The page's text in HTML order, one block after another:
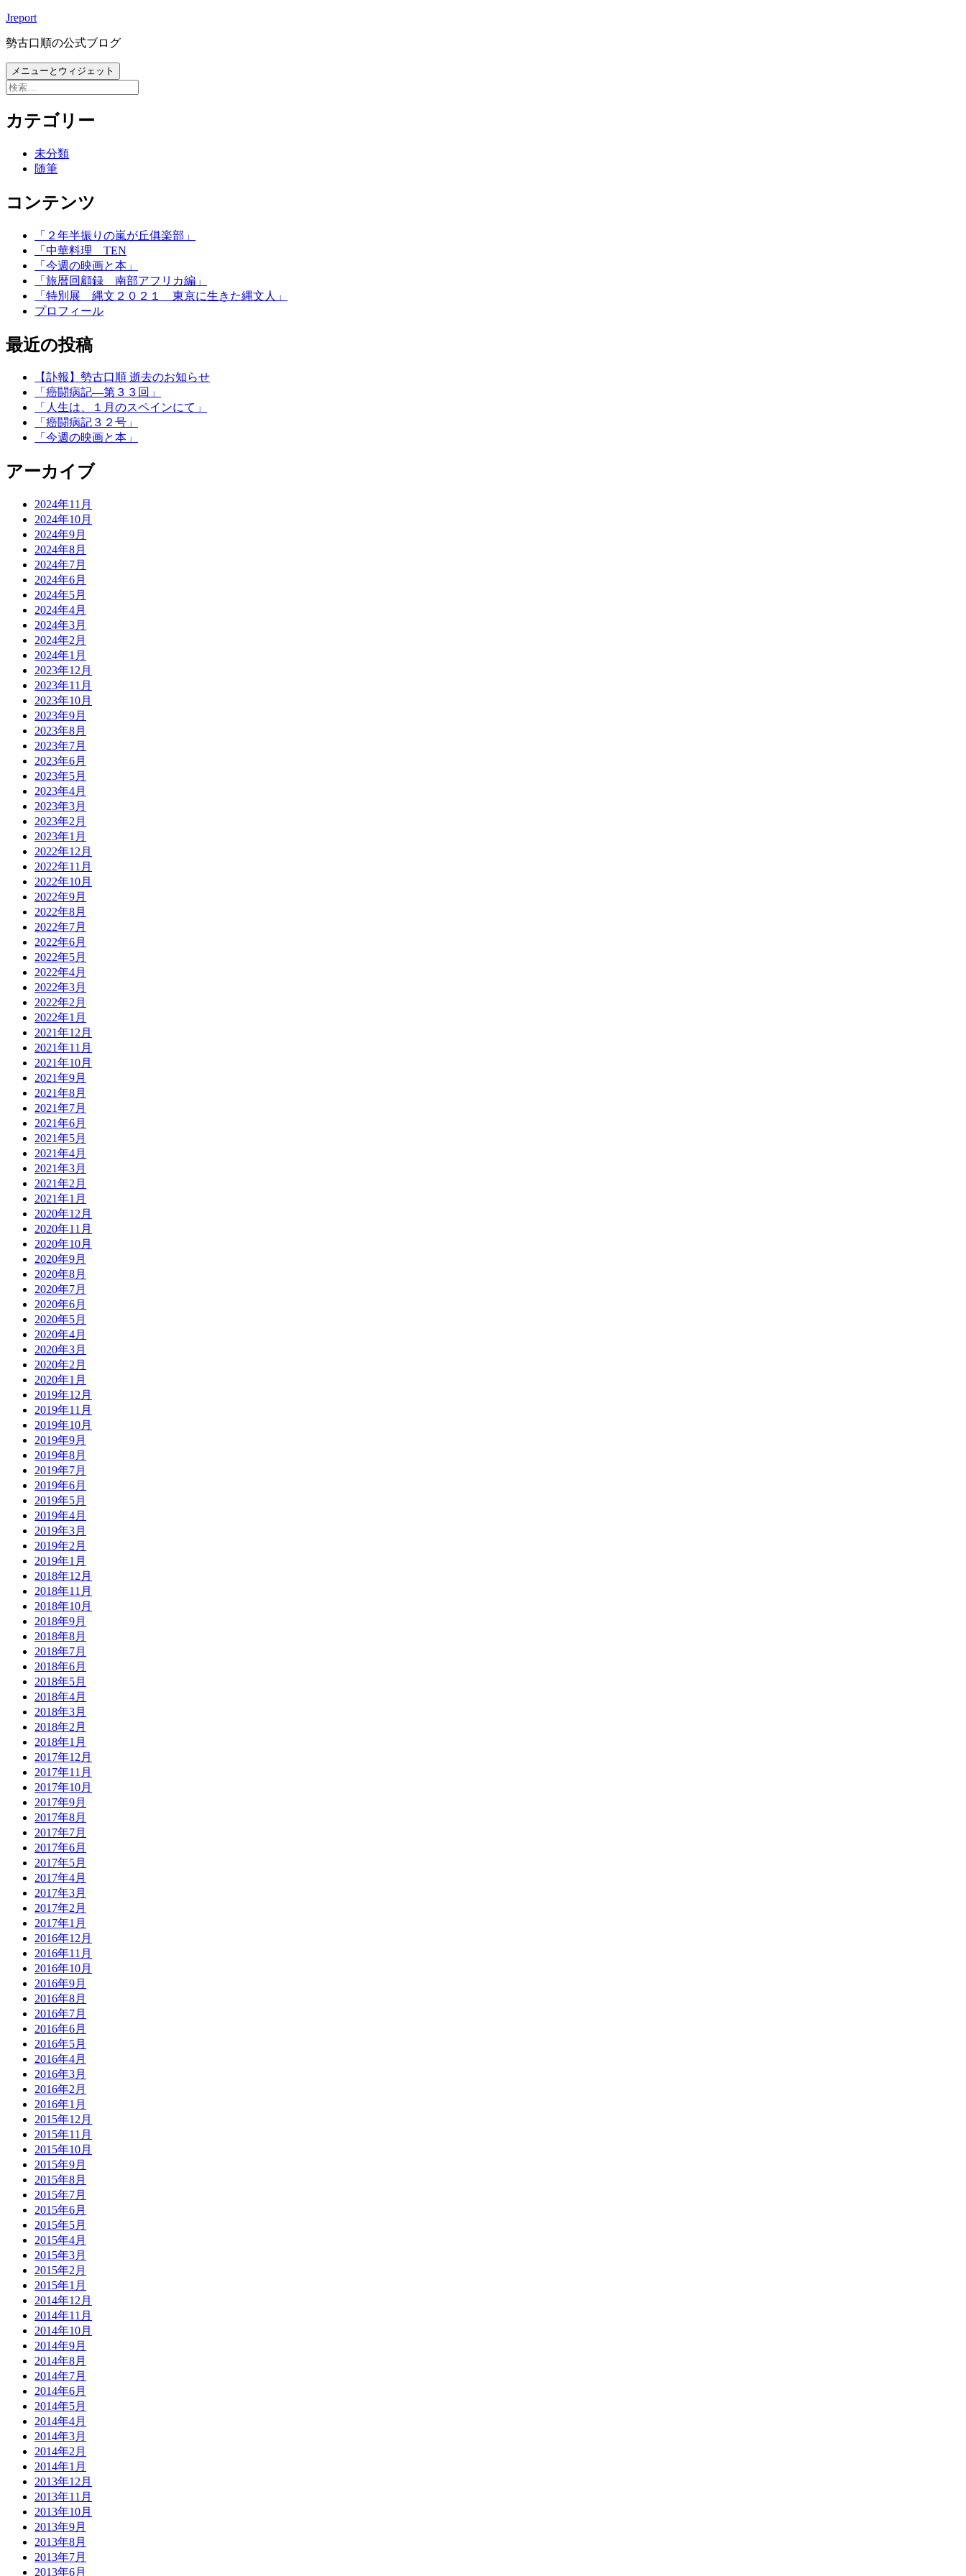
コ
テ
ン
ツ
へ
キ
Jreport
勢古口順の公式ブログ
メニューとウィジェット
検
カテゴリー
未分類
随筆
コンテンツ
「２年半振りの嵐が丘俱楽部」
「中華料理 TEN
「今週の映画と本」
「旅暦回顧録 南部アフリカ編」
「特別展 縄文２０２１ 東京に生きた縄文人」
プロフィール
最近の投稿
【訃報】勢古口順 逝去のお知らせ
「癌闘病記―第３３回」
「人生は、１月のスペインにて」
「癌闘病記３２号」
「今週の映画と本」
アーカイブ
2024年11月
2024年10月
2024年9月
2024年8月
2024年7月
2024年6月
2024年5月
2024年4月
2024年3月
2024年2月
2024年1月
2023年12月
2023年11月
2023年10月
2023年9月
2023年8月
2023年7月
2023年6月
2023年5月
2023年4月
2023年3月
2023年2月
2023年1月
2022年12月
2022年11月
2022年10月
2022年9月
2022年8月
2022年7月
2022年6月
2022年5月
2022年4月
2022年3月
2022年2月
2022年1月
2021年12月
2021年11月
2021年10月
2021年9月
2021年8月
2021年7月
2021年6月
2021年5月
2021年4月
2021年3月
2021年2月
2021年1月
2020年12月
2020年11月
2020年10月
2020年9月
2020年8月
2020年7月
2020年6月
2020年5月
2020年4月
2020年3月
2020年2月
2020年1月
2019年12月
2019年11月
2019年10月
2019年9月
2019年8月
2019年7月
2019年6月
2019年5月
2019年4月
2019年3月
2019年2月
2019年1月
2018年12月
2018年11月
2018年10月
2018年9月
2018年8月
2018年7月
2018年6月
2018年5月
2018年4月
2018年3月
2018年2月
2018年1月
2017年12月
2017年11月
2017年10月
2017年9月
2017年8月
2017年7月
2017年6月
2017年5月
2017年4月
2017年3月
2017年2月
2017年1月
2016年12月
2016年11月
2016年10月
2016年9月
2016年8月
2016年7月
2016年6月
2016年5月
2016年4月
2016年3月
2016年2月
2016年1月
2015年12月
2015年11月
2015年10月
2015年9月
2015年8月
2015年7月
2015年6月
2015年5月
2015年4月
2015年3月
2015年2月
2015年1月
2014年12月
2014年11月
2014年10月
2014年9月
2014年8月
2014年7月
2014年6月
2014年5月
2014年4月
2014年3月
2014年2月
2014年1月
2013年12月
2013年11月
2013年10月
2013年9月
2013年8月
2013年7月
2013年6月